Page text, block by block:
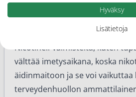
jos olet keskustellut asiasta
ammattilaisen kanssa.
Nicotinell-valmisteita, kuten
välttää imetysaikana, koska
äidinmaitoon ja se voi vaikuttaa
terveydenhuollon
Hyväksy
Lisätietoja